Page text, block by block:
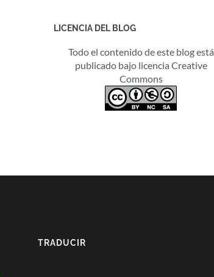
LICENCIA DEL BLOG
Todo el contenido de este blog está
publicado bajo licencia Creative
Commons
TRADUCIR